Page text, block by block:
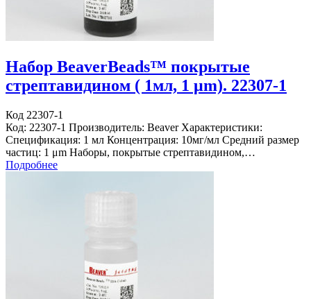
Набор BeaverBeads™ покрытые
стрептавидином ( 1мл, 1 μm). 22307-1
Код 22307-1
Код: 22307-1 Производитель: Beaver Характеристики:
Спецификация: 1 мл Концентрация: 10мг/мл Средний размер
частиц: 1 μm Наборы, покрытые стрептавидином,…
Подробнее